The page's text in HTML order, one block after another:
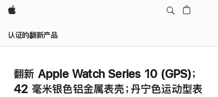
Apple
认证的翻新产品
翻新 Apple Watch Series 10 (GPS)；
42 毫米银色铝金属表壳；丹宁色运动型表